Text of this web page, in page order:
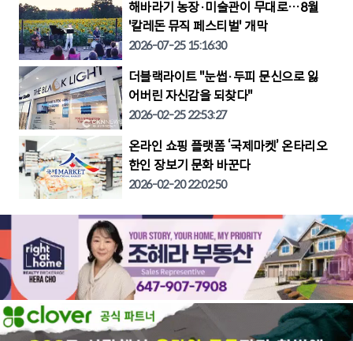
해바라기 농장·미술관이 무대로…8월
'칼레돈 뮤직 페스티벌' 개막
2026-07-25 15:16:30
더블랙라이트 "눈썹·두피 문신으로 잃
어버린 자신감을 되찾다"
2026-02-25 22:53:27
온라인 쇼핑 플랫폼 ‘국제마켓’ 온타리오
한인 장보기 문화 바꾼다
2026-02-20 22:02:50